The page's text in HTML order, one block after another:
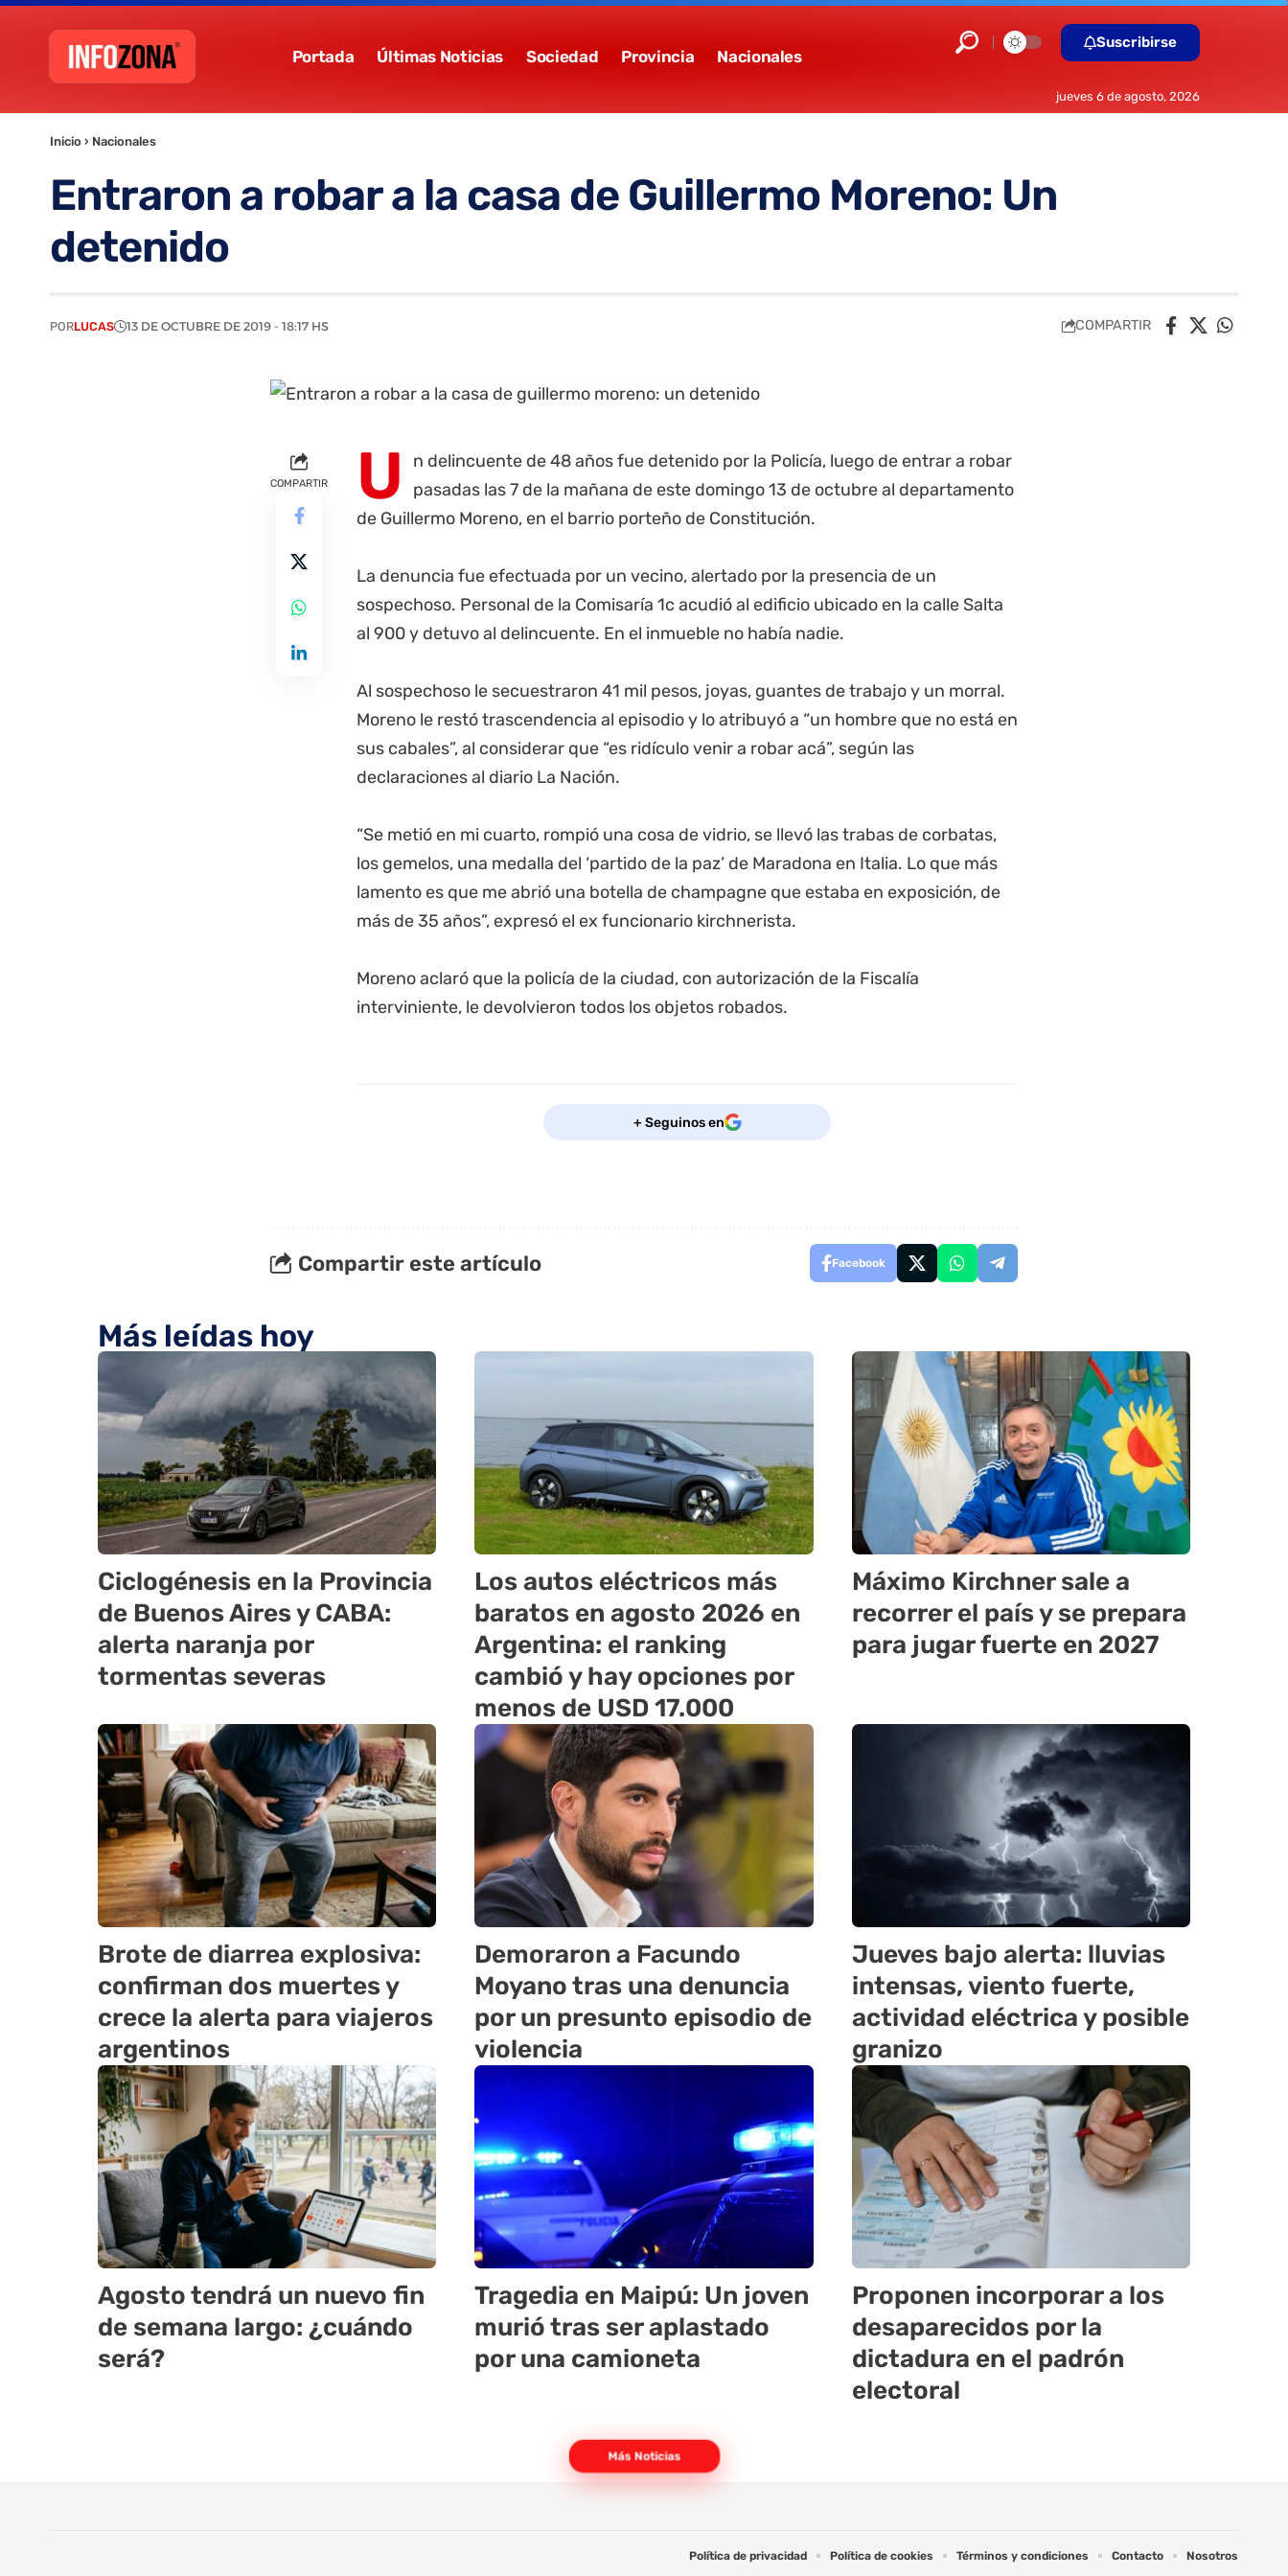
Portada Últimas Noticias Sociedad Provincia Nacionales
Suscribirse
jueves 6 de agosto, 2026
Inicio › Nacionales
Entraron a robar a la casa de Guillermo Moreno: Un
detenido
PORLUCAS 13 DE OCTUBRE DE 2019 - 18:17 HS COMPARTIR
COMPARTIR U
n delincuente de 48 años fue detenido por la Policía, luego de entrar a robar
pasadas las 7 de la mañana de este domingo 13 de octubre al departamento
de Guillermo Moreno, en el barrio porteño de Constitución.
La denuncia fue efectuada por un vecino, alertado por la presencia de un
sospechoso. Personal de la Comisaría 1c acudió al edificio ubicado en la calle Salta
al 900 y detuvo al delincuente. En el inmueble no había nadie.
Al sospechoso le secuestraron 41 mil pesos, joyas, guantes de trabajo y un morral.
Moreno le restó trascendencia al episodio y lo atribuyó a “un hombre que no está en
sus cabales”, al considerar que “es ridículo venir a robar acá”, según las
declaraciones al diario La Nación.
“Se metió en mi cuarto, rompió una cosa de vidrio, se llevó las trabas de corbatas,
los gemelos, una medalla del ‘partido de la paz’ de Maradona en Italia. Lo que más
lamento es que me abrió una botella de champagne que estaba en exposición, de
más de 35 años”, expresó el ex funcionario kirchnerista.
Moreno aclaró que la policía de la ciudad, con autorización de la Fiscalía
interviniente, le devolvieron todos los objetos robados.
+ Seguinos en
Compartir este artículo Facebook
Más leídas hoy
Ciclogénesis en la Provincia
de Buenos Aires y CABA:
alerta naranja por
tormentas severas
Los autos eléctricos más
baratos en agosto 2026 en
Argentina: el ranking
cambió y hay opciones por
menos de USD 17.000
Máximo Kirchner sale a
recorrer el país y se prepara
para jugar fuerte en 2027
Brote de diarrea explosiva:
confirman dos muertes y
crece la alerta para viajeros
argentinos
Demoraron a Facundo
Moyano tras una denuncia
por un presunto episodio de
violencia
Jueves bajo alerta: lluvias
intensas, viento fuerte,
actividad eléctrica y posible
granizo
Agosto tendrá un nuevo fin
de semana largo: ¿cuándo
será?
Tragedia en Maipú: Un joven
murió tras ser aplastado
por una camioneta
Proponen incorporar a los
desaparecidos por la
dictadura en el padrón
electoral
Más Noticias
Política de privacidad Política de cookies Términos y condiciones Contacto Nosotros